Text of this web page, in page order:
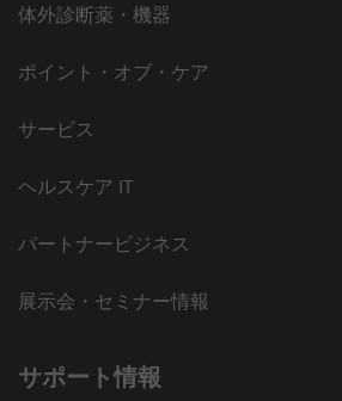
体外診断薬・機器
ポイント・オブ・ケア
サービス
ヘルスケア IT
パートナービジネス
展示会・セミナー情報
サポート情報